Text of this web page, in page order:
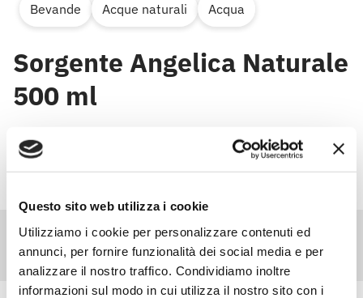
Questo sito web utilizza i cookie
Utilizziamo i cookie per personalizzare contenuti ed
annunci, per fornire funzionalità dei social media e per
analizzare il nostro traffico. Condividiamo inoltre
informazioni sul modo in cui utilizza il nostro sito con i
Bevande Acque naturali Acqua
Sorgente Angelica Naturale
500 ml